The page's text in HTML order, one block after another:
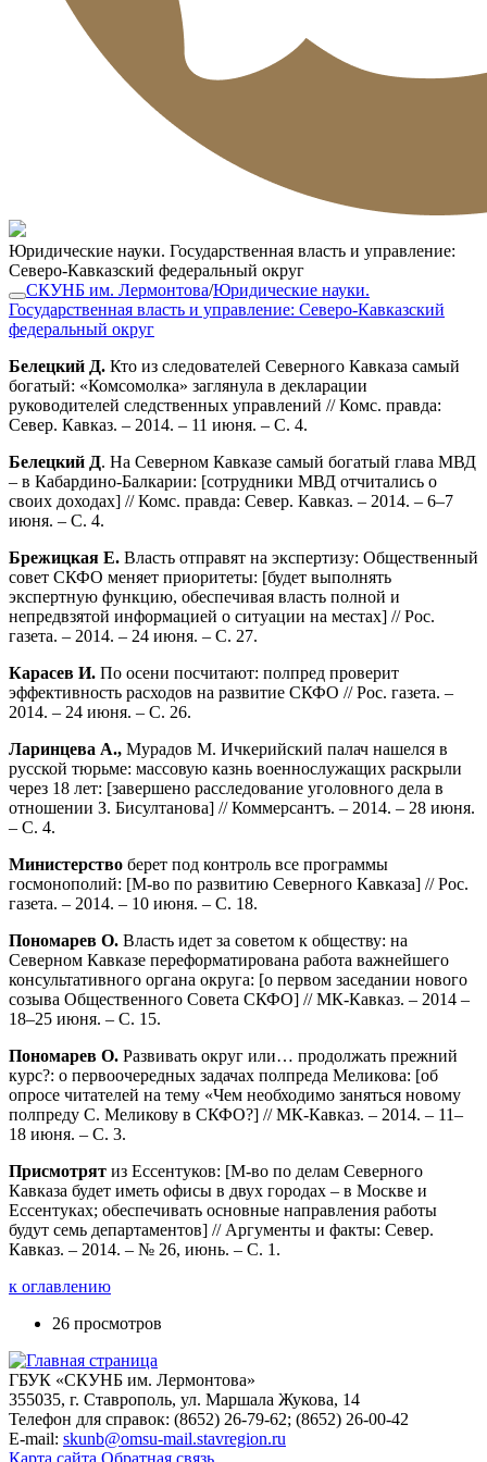
Юридические науки. Государственная власть и управление:
Северо-Кавказский федеральный округ
СКУНБ им. Лермонтова/Юридические науки.
Государственная власть и управление: Северо-Кавказский
федеральный округ
Белецкий Д. Кто из следователей Северного Кавказа самый
богатый: «Комсомолка» заглянула в декларации
руководителей следственных управлений // Комс. правда:
Север. Кавказ. – 2014. – 11 июня. – С. 4.
Белецкий Д. На Северном Кавказе самый богатый глава МВД
– в Кабардино-Балкарии: [сотрудники МВД отчитались о
своих доходах] // Комс. правда: Север. Кавказ. – 2014. – 6–7
июня. – С. 4.
Брежицкая Е. Власть отправят на экспертизу: Общественный
совет СКФО меняет приоритеты: [будет выполнять
экспертную функцию, обеспечивая власть полной и
непредвзятой информацией о ситуации на местах] // Рос.
газета. – 2014. – 24 июня. – С. 27.
Карасев И. По осени посчитают: полпред проверит
эффективность расходов на развитие СКФО // Рос. газета. –
2014. – 24 июня. – С. 26.
Ларинцева А., Мурадов М. Ичкерийский палач нашелся в
русской тюрьме: массовую казнь военнослужащих раскрыли
через 18 лет: [завершено расследование уголовного дела в
отношении З. Бисултанова] // Коммерсантъ. – 2014. – 28 июня.
– С. 4.
Министерство берет под контроль все программы
госмонополий: [М-во по развитию Северного Кавказа] // Рос.
газета. – 2014. – 10 июня. – С. 18.
Пономарев О. Власть идет за советом к обществу: на
Северном Кавказе переформатирована работа важнейшего
консультативного органа округа: [о первом заседании нового
созыва Общественного Совета СКФО] // МК-Кавказ. – 2014 –
18–25 июня. – С. 15.
Пономарев О. Развивать округ или… продолжать прежний
курс?: о первоочередных задачах полпреда Меликова: [об
опросе читателей на тему «Чем необходимо заняться новому
полпреду С. Меликову в СКФО?] // МК-Кавказ. – 2014. – 11–
18 июня. – С. 3.
Присмотрят из Ессентуков: [М-во по делам Северного
Кавказа будет иметь офисы в двух городах – в Москве и
Ессентуках; обеспечивать основные направления работы
будут семь департаментов] // Аргументы и факты: Север.
Кавказ. – 2014. – № 26, июнь. – С. 1.
к оглавлению
26 просмотров
ГБУК «СКУНБ им. Лермонтова»
355035, г. Ставрополь, ул. Маршала Жукова, 14
Телефон для справок: (8652) 26-79-62; (8652) 26-00-42
E-mail: skunb@omsu-mail.stavregion.ru
Карта сайта Обратная связь